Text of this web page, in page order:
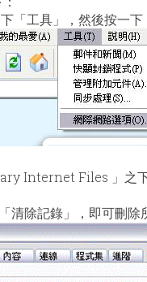
「工具」，然後按一下
Internet Files 」之
除記錄」，即可刪除